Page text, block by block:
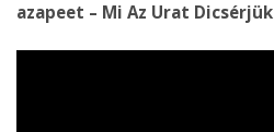
azapeet – Mi Az Urat Dicsérjük